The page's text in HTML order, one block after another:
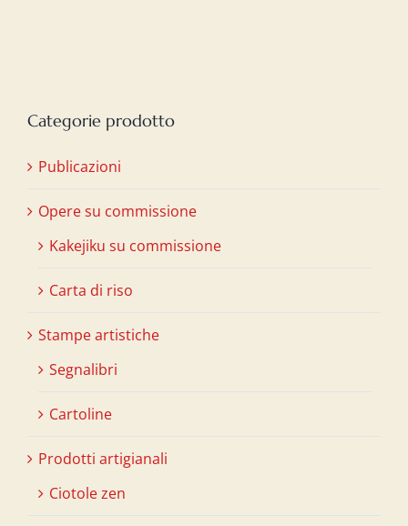
Categorie prodotto
Publicazioni
Opere su commissione
Kakejiku su commissione
Carta di riso
Stampe artistiche
Segnalibri
Cartoline
Prodotti artigianali
Ciotole zen